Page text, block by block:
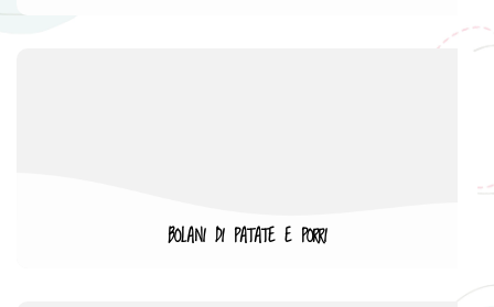
BOLANI DI PATATE E PORRI